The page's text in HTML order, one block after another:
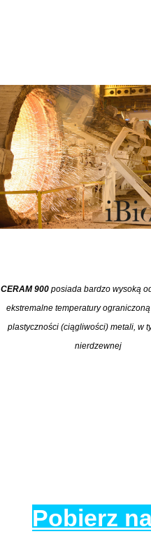
CERAM 900posiada bardzo wysoką
ekstremalne temperatury
plastyczności (ciągliwości) metali, w
nierdzewnej
Pobierz